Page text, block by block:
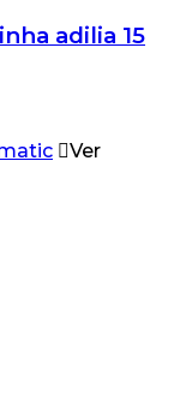
adilia 15
Ver